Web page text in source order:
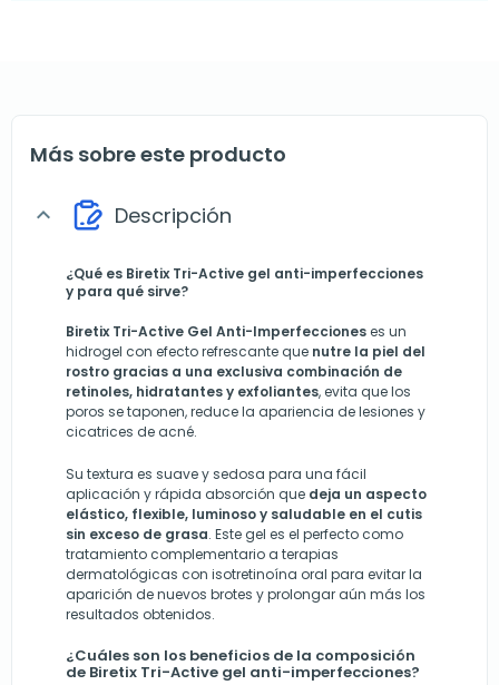
Más sobre este producto
expand_more Descripción
¿Qué es Biretix Tri-Active gel anti-imperfecciones
y para qué sirve?
Biretix Tri-Active Gel Anti-Imperfeccioneses un
hidrogel con efecto refrescante que nutre la piel del
rostro gracias a una exclusiva combinación de
retinoles, hidratantes y exfoliantes, evita que los
poros se taponen, reduce la apariencia de lesiones y
cicatrices de acné.
Su textura es suave y sedosa para una fácil
aplicación y rápida absorción que deja un aspecto
elástico, flexible, luminoso y saludable en el cutis
sin exceso de grasa. Este gel es el perfecto como
tratamiento complementario a terapias
dermatológicas con isotretinoína oral para evitar la
aparición de nuevos brotes y prolongar aún más los
resultados obtenidos.
¿Cuáles son los beneficios de la composición
de Biretix Tri-Active gel anti-imperfecciones?